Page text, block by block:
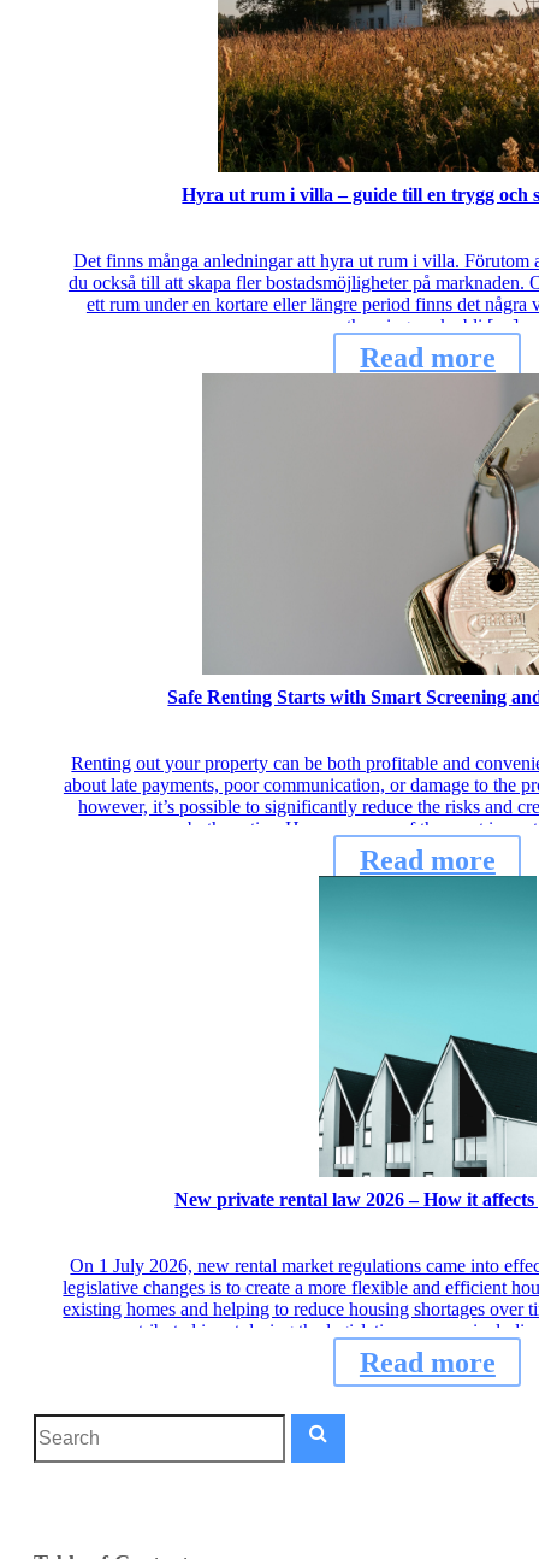
Hyra ut rum i villa – guide till en trygg och
Det finns många anledningar att hyra ut rum i villa. Förutom
du också till att skapa fler bostadsmöjligheter på marknaden.
ett rum under en kortare eller längre period finns det några
uthyrningen ska bli […]
Read more
Safe Renting Starts with Smart Screening
Renting out your property can be both profitable and
about late payments, poor communication, or damage to the
however, it’s possible to significantly reduce the risks and
both parties. Here are some of the most
Read more
New private rental law 2026 – How it
On 1 July 2026, new rental market regulations came into
legislative changes is to create a more flexible and efficient
existing homes and helping to reduce housing shortages over
contributed input during the legislative process,
Read more